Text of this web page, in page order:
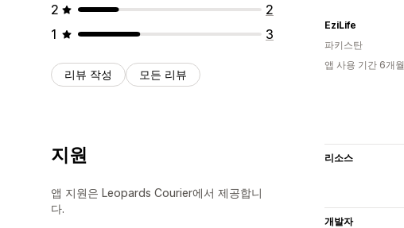
2
2
1
3
리뷰 작성 모든 리뷰
EziLife
파키스탄
앱 사용 기간 6개월
지원
앱 지원은 Leopards Courier에서 제공합니
다.
리소스
개발자